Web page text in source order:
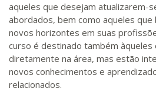
aqueles que desejam atualizarem-
abordados, bem como aqueles
novos horizontes em suas
curso é destinado também àqueles
diretamente na área, mas estão
novos conhecimentos e
relacionados.